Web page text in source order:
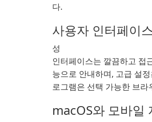
다.
사용자 인터페이
성
인터페이스는 깔끔하고 접
능으로 안내하며, 고급 설
로그램은 선택 가능한 브
macOS와 모바일